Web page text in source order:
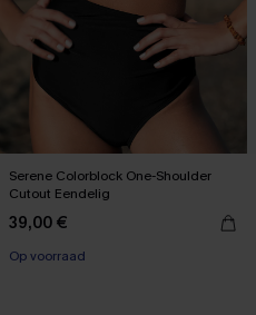
Serene Colorblock One-Shoulder
Cutout Eendelig
39,00 €
【AG18】2 met 10% korting
Op voorraad